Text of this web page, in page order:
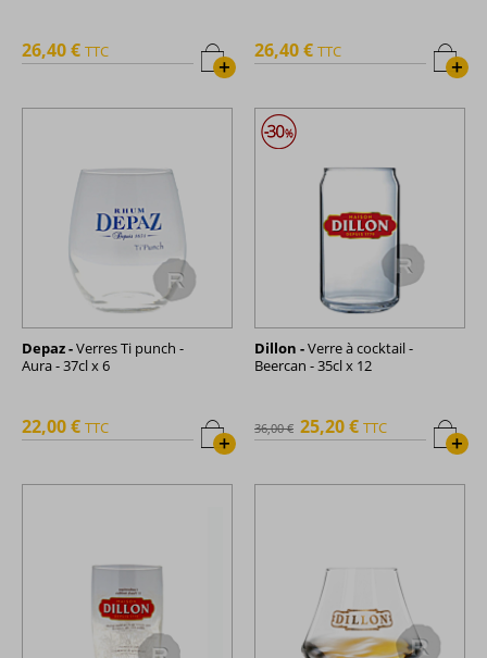
+
26,40 € TTC
+
26,40 € TTC
Depaz -Verres Ti punch -
Aura - 37cl x 6
+
22,00 € TTC
Dillon -Verre à cocktail -
Beercan - 35cl x 12
+
36,00 € 25,20 € TTC